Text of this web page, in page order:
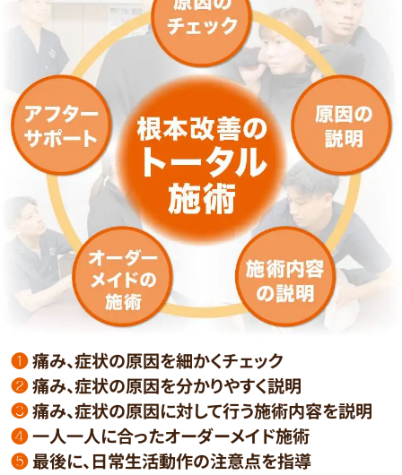
❶痛み、症状の原因を細かくチェック
❷痛み、症状の原因を分かりやすく説明
❸痛み、症状の原因に対して行う施術内容を説明
❹一人一人に合ったオーダーメイド施術
❺最後に、日常生活動作の注意点を指導